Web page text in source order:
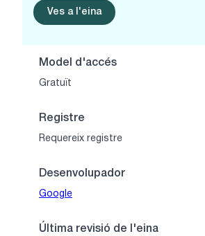
Ves a l'eina
Model d'accés
Gratuït
Registre
Requereix registre
Desenvolupador
Google
Última revisió de l'eina